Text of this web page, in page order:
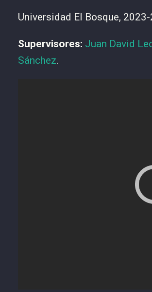
Universidad El Bosque,
Supervisores: Juan David
Sánchez.